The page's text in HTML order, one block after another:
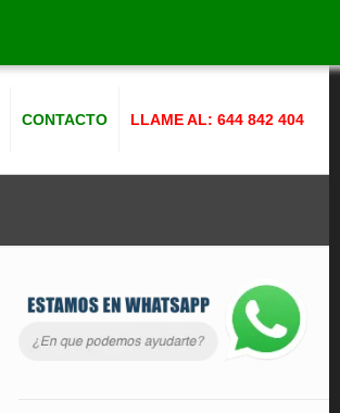
CONTACTO LLAME AL: 644 842 404